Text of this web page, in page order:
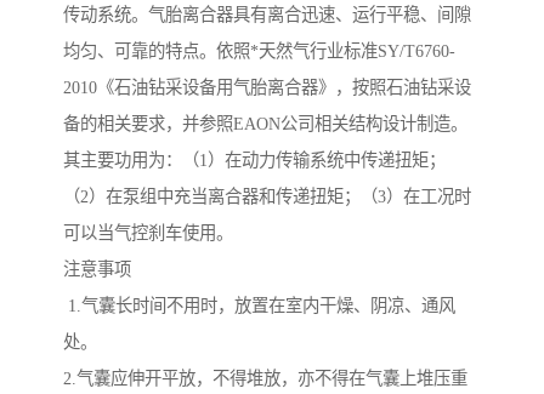
传动系统。气胎离合器具有离合迅速、运行平稳、间隙
均匀、可靠的特点。依照*天然气行业标准SY/T6760-
2010《石油钻采设备用气胎离合器》，按照石油钻采设
备的相关要求，并参照EAON公司相关结构设计制造。
其主要功用为：（1）在动力传输系统中传递扭矩；
（2）在泵组中充当离合器和传递扭矩；（3）在工况时
可以当气控刹车使用。
注意事项
1.气囊长时间不用时，放置在室内干燥、阴凉、通风
处。
2.气囊应伸开平放，不得堆放，亦不得在气囊上堆压重